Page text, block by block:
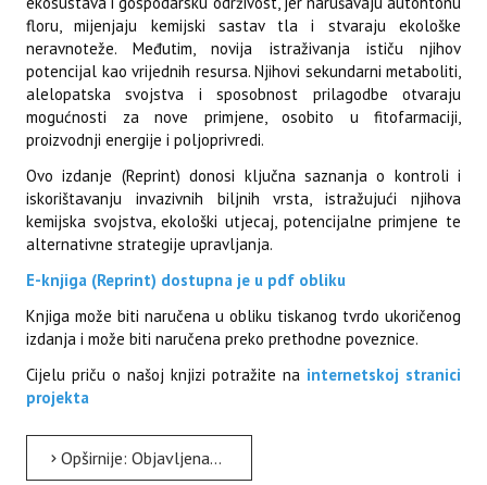
floru, mijenjaju kemijski sastav tla i stvaraju ekološke
neravnoteže. Međutim, novija istraživanja ističu njihov
potencijal kao vrijednih resursa. Njihovi sekundarni metaboliti,
alelopatska svojstva i sposobnost prilagodbe otvaraju
mogućnosti za nove primjene, osobito u fitofarmaciji,
proizvodnji energije i poljoprivredi.
Ovo izdanje (Reprint) donosi ključna saznanja o kontroli i
iskorištavanju invazivnih biljnih vrsta, istražujući njihova
kemijska svojstva, ekološki utjecaj, potencijalne primjene te
alternativne strategije upravljanja.
E-knjiga (Reprint) dostupna je u pdf obliku
Knjiga može biti naručena u obliku tiskanog tvrdo ukoričenog
izdanja i može biti naručena preko prethodne poveznice.
Cijelu priču o našoj knjizi potražite na internetskoj stranici
projekta
Opširnije: Objavljena E-knjiga (Plants Special Issue Reprint)